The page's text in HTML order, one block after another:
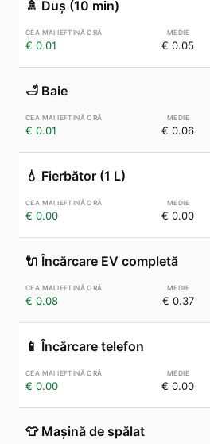
🚿 Duș (10 min)
€ 0.01 € 0.05
🛁 Baie
€ 0.01 € 0.06
💧 Fierbător (1 L)
€ 0.00 € 0.00
🔌 Încărcare EV completă
€ 0.08 € 0.37
📱 Încărcare telefon
€ 0.00 € 0.00
👕 Mașină de spălat